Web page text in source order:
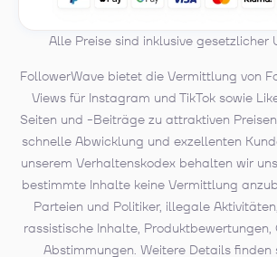
Alle Preise sind inklusive gesetzlicher
FollowerWave bietet die Vermittlung von
Views für Instagram und TikTok sowie
Seiten und -Beiträge zu attraktiven
schnelle Abwicklung und exzellenten
unserem Verhaltenskodex behalten wir
bestimmte Inhalte keine Vermittlung
Parteien und Politiker, illegale
rassistische Inhalte, Produktbewertungen,
Abstimmungen. Weitere Details finden